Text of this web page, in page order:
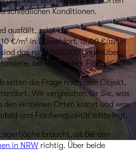
Konditionen.
ausfällt, zeigt die
€/m² in Düsseldorf, 12,00 €/m² in
das rund 265.000 gegenüber
bei identischer Fläche.
selten die Frage nach dem Objekt,
Wir vergleichen für Sie, was
den einzelnen Orten kostet und was
und Flächenqualität mitbringt.
braucht, ist bei den
in NRW richtig. Über beide